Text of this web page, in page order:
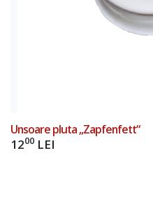
Unsoare pluta „Zapfenfett“
1200 LEI